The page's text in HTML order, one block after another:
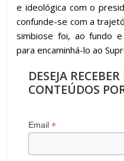
e ideológica com o
confunde-se com a
simbiose foi, ao fundo
para encaminhá-lo ao
DESEJA
CONTEÚDOS
Email*